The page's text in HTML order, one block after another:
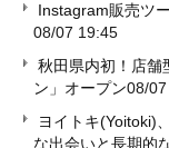
Instagram販売ツ
08/07 19:45
秋田県内初！店舗
ン」オープン08/
ヨイトキ(Yoitoki)
な出会いと長期的